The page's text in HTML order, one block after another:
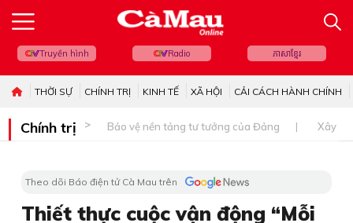
Truyền hình Radio ភាសាខ្មែរ
THỜI SỰ CHÍNH TRỊ KINH TẾ XÃ HỘI CẢI CÁCH HÀNH CHÍNH
Chính trị Bảo vệ nền tảng tư tưởng của Đảng Xây
Theo dõi Báo điện tử Cà Mau trên
Thiết thực cuộc vận động “Mỗi